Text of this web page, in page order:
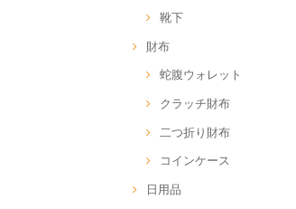
靴下
財布
蛇腹ウォレット
クラッチ財布
二つ折り財布
コインケース
日用品